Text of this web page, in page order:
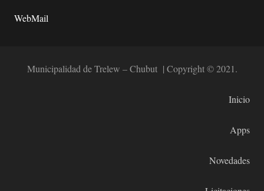
WebMail
Municipalidad de Trelew – Chubut | Copyright © 2021.
Inicio
Apps
Novedades